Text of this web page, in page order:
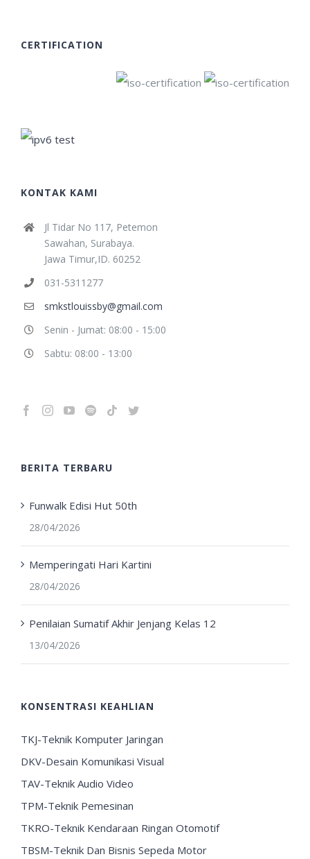
CERTIFICATION
KONTAK KAMI
Jl Tidar No 117, Petemon
Sawahan, Surabaya.
Jawa Timur,ID. 60252
031-5311277
smkstlouissby@gmail.com
Senin - Jumat: 08:00 - 15:00
Sabtu: 08:00 - 13:00
BERITA TERBARU
Funwalk Edisi Hut 50th
28/04/2026
Memperingati Hari Kartini
28/04/2026
Penilaian Sumatif Akhir Jenjang Kelas 12
13/04/2026
KONSENTRASI KEAHLIAN
TKJ-Teknik Komputer Jaringan
DKV-Desain Komunikasi Visual
TAV-Teknik Audio Video
TPM-Teknik Pemesinan
TKRO-Teknik Kendaraan Ringan Otomotif
TBSM-Teknik Dan Bisnis Sepeda Motor